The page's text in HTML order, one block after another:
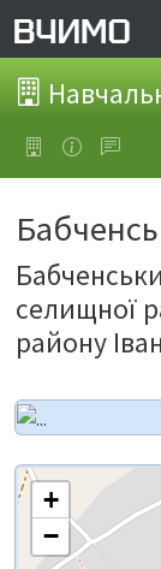
селищної
району
+
−